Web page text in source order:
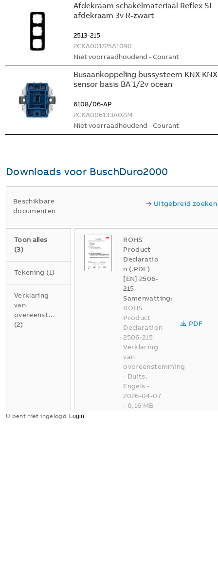
Afdekraam schakelmateriaal Reflex SI
afdekraam 3v R-zwart
2513-215
2CKA001725A1090
Niet voorraadhoudend - Courant
Busaankoppeling bussysteem KNX KNX
sensor basis BA 1/2v ocean
6108/06-AP
2CKA006133A0224
Niet voorraadhoudend - Courant
Downloads voor BuschDuro2000
Beschikbare
documenten
Uitgebreid zoeken
Toon alles
(3)
Tekening (1)
Verklaring
van
overeenstemming
(2)
ROHS
Product
Declaratio
n (.PDF)
[EN] 2506-
215
Samenvatting:
ROHS
Product
Declaration
2506-215
Verklaring
van
overeenstemming
- Duits,
Engels -
2026-04-07
- 0,16 MB
PDF
U bent niet ingelogd